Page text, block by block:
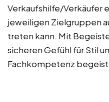
Verkaufshilfe/Verkäufer
jeweiligen Zielgruppen
treten kann. Mit
sicheren Gefühl für Stil
Fachkompetenz